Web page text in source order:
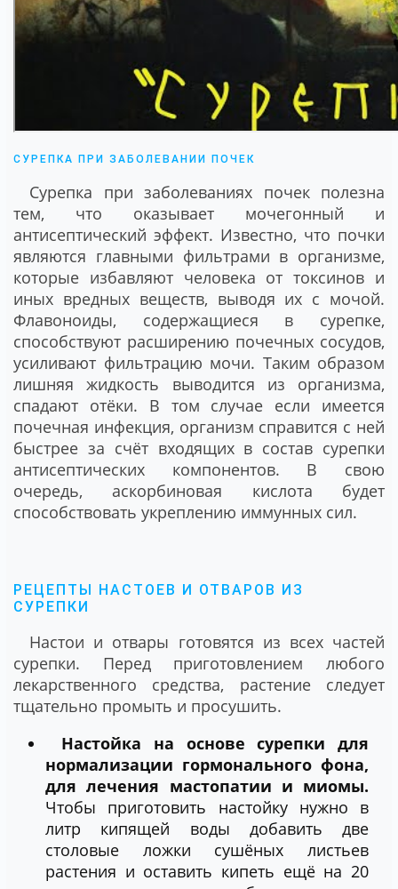
СУРЕПКА ПРИ ЗАБОЛЕВАНИИ ПОЧЕК
Сурепка при заболеваниях почек полезна
тем, что оказывает мочегонный и
антисептический эффект. Известно, что почки
являются главными фильтрами в организме,
которые избавляют человека от токсинов и
иных вредных веществ, выводя их с мочой.
Флавоноиды, содержащиеся в сурепке,
способствуют расширению почечных сосудов,
усиливают фильтрацию мочи. Таким образом
лишняя жидкость выводится из организма,
спадают отёки. В том случае если имеется
почечная инфекция, организм справится с ней
быстрее за счёт входящих в состав сурепки
антисептических компонентов. В свою
очередь, аскорбиновая кислота будет
способствовать укреплению иммунных сил.
РЕЦЕПТЫ НАСТОЕВ И ОТВАРОВ ИЗ
СУРЕПКИ
Настои и отвары готовятся из всех частей
сурепки. Перед приготовлением любого
лекарственного средства, растение следует
тщательно промыть и просушить.
Настойка на основе сурепки для
нормализации гормонального фона,
для лечения мастопатии и миомы.
Чтобы приготовить настойку нужно в
литр кипящей воды добавить две
столовые ложки сушёных листьев
растения и оставить кипеть ещё на 20